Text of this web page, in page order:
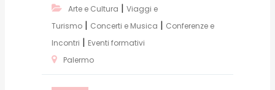
Arte e Cultura | Viaggi e
Turismo | Concerti e Musica | Conferenze e
Incontri | Eventi formativi
Palermo